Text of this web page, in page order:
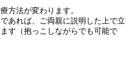
方法が変わります。
あれば、ご両親に説明した上で立
す（抱っこしながらでも可能で